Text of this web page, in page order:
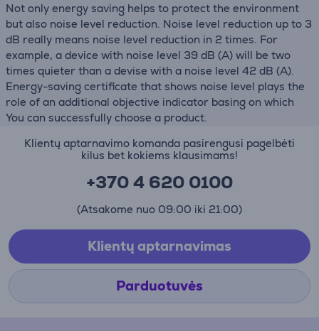
Not only energy saving helps to protect the environment
but also noise level reduction. Noise level reduction up to 3
dB really means noise level reduction in 2 times. For
example, a device with noise level 39 dB (А) will be two
times quieter than a devise with a noise level 42 dB (А).
Energy-saving certificate that shows noise level plays the
role of an additional objective indicator basing on which
You can successfully choose a product.
Klientų aptarnavimo komanda pasirengusi pagelbėti
kilus bet kokiems klausimams!
+370 4 620 0100
(Atsakome nuo 09:00 iki 21:00)
Klientų aptarnavimas
Parduotuvės